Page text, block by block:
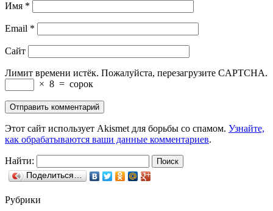
Имя *
Email *
Сайт
Лимит времени истёк. Пожалуйста, перезагрузите CAPTCHA.
× 8 = сорок
Этот сайт использует Akismet для борьбы со спамом. Узнайте,
как обрабатываются ваши данные комментариев.
Найти:
Поделиться…
Рубрики